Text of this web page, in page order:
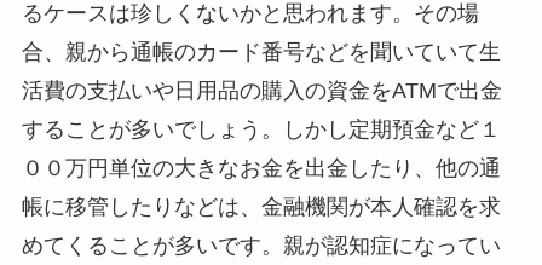
るケースは珍しくないかと思われます。その場
合、親から通帳のカード番号などを聞いていて生
活費の支払いや日用品の購入の資金をATMで出金
することが多いでしょう。しかし定期預金など１
００万円単位の大きなお金を出金したり、他の通
帳に移管したりなどは、金融機関が本人確認を求
めてくることが多いです。親が認知症になってい